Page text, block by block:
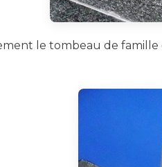
le tombeau de famille